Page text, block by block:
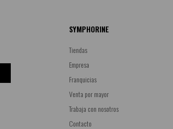
SYMPHORINE
Tiendas
Empresa
Franquicias
Venta por mayor
Trabaja con nosotros
Contacto